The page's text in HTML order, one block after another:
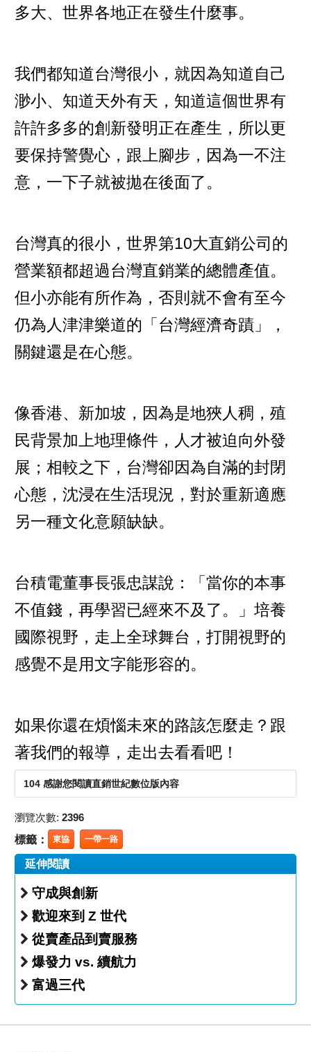
多大、世界各地正在發生什麼事。
我們都知道台灣很小，就因為知道自己
渺小、知道天外有天，知道這個世界有
許許多多的創新發明正在產生，所以更
要保持警覺心，跟上腳步，因為一不注
意，一下子就被拋在後面了。
台灣真的很小，世界第10大直銷公司的
營業額都超過台灣直銷業的總體產值。
但小亦能有所作為，否則就不會有至今
仍為人津津樂道的「台灣經濟奇蹟」，
關鍵還是在心態。
像香港、新加坡，因為是地狹人稠，殖
民背景加上地理條件，人才被迫向外發
展；相較之下，台灣卻因為自滿的封閉
心態，沈浸在生活現況，對於重新適應
另一種文化意願缺缺。
台積電董事長張忠謀說：「當你的本事
不值錢，再學習已經來不及了。」培養
國際視野，走上全球舞台，打開視野的
感覺不是用文字能形容的。
如果你還在煩惱未來的路該怎麼走？跟
著我們的報導，走出去看看吧！
104 感謝您閱讀直銷世紀數位版內容
瀏覽次數: 2396
標籤： 東協 一帶一路
延伸閱讀
守成與創新
歡迎來到 Z 世代
從賣產品到賣服務
爆發力 vs. 續航力
富過三代